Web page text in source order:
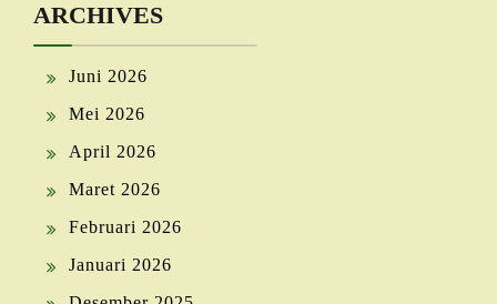
ARCHIVES
Juni 2026
Mei 2026
April 2026
Maret 2026
Februari 2026
Januari 2026